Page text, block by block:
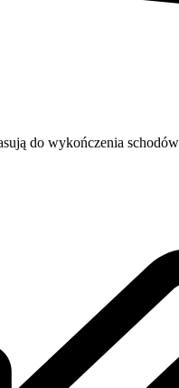
do wykończenia